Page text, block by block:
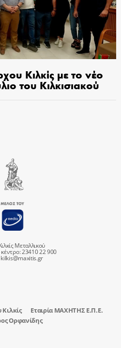
Κιλκίς με το νέο
του Κιλκισιακού
Μεταλλικού
23410 22 900
kilkis@maxitis.gr
Εταιρία ΜΑΧΗΤΗΣ Ε.Π.Ε.
Ορφανίδης